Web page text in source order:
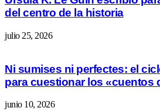
del centro de la historia
julio 25, 2026
Ni sumises ni perfectes: el
para cuestionar los «cuentos
junio 10, 2026